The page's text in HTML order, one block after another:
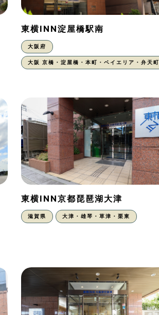
東横INN淀屋橋駅南
大阪府
大阪 京橋・淀屋橋・本町・ベイエリア・弁天町
東横INN京都琵琶湖大津
滋賀県 大津・雄琴・草津・栗東